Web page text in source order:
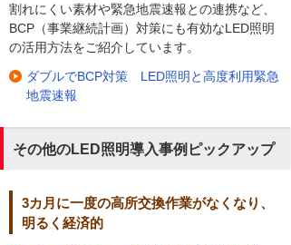
割れにくい素材や緊急地震速報との連携など、
BCP（事業継続計画）対策にも有効なLED照明
の活用方法をご紹介しています。
ダブルでBCP対策 LED照明と高度利用緊急
地震速報
その他のLED照明導入事例ピックアップ
3カ月に一度の高所交換作業がなくなり、
明るく経済的